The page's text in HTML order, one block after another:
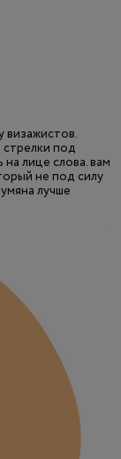
визажистов.
под
лице слова. вам
не под силу
лучше